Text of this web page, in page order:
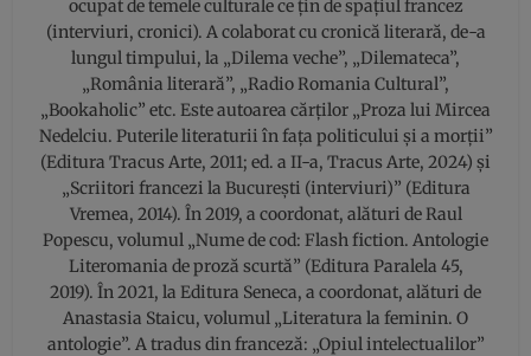
ocupat de temele culturale ce țin de spațiul francez
(interviuri, cronici). A colaborat cu cronică literară, de-a
lungul timpului, la „Dilema veche”, „Dilemateca”,
„România literară”, „Radio Romania Cultural”,
„Bookaholic” etc. Este autoarea cărților „Proza lui Mircea
Nedelciu. Puterile literaturii în fața politicului și a morții”
(Editura Tracus Arte, 2011; ed. a II-a, Tracus Arte, 2024) şi
„Scriitori francezi la Bucureşti (interviuri)” (Editura
Vremea, 2014). În 2019, a coordonat, alături de Raul
Popescu, volumul „Nume de cod: Flash fiction. Antologie
Literomania de proză scurtă” (Editura Paralela 45,
2019). În 2021, la Editura Seneca, a coordonat, alături de
Anastasia Staicu, volumul „Literatura la feminin. O
antologie”. A tradus din franceză: „Opiul intelectualilor”